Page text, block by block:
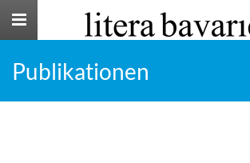
Toggle
Publikationen